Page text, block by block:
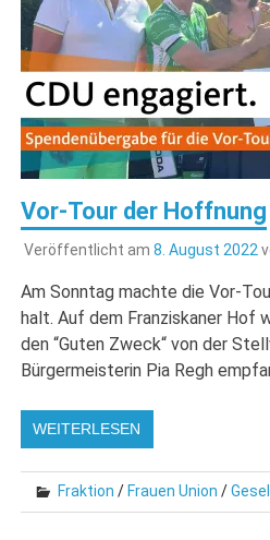
Vor-Tour der Hoffnung
Veröffentlicht am 8. August 2022
Am Sonntag machte die Vor-
halt. Auf dem Franziskaner Hof
den “Guten Zweck“ von der
Bürgermeisterin Pia Regh
WEITERLESEN
Fraktion / Frauen Union /